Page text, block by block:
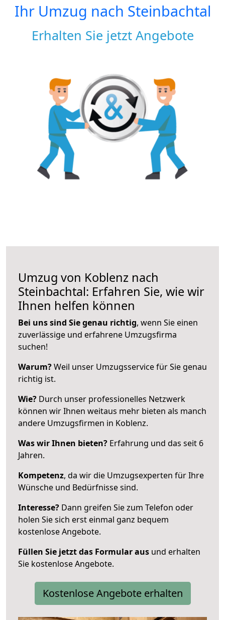
Ihr Umzug nach Steinbachtal
Erhalten Sie jetzt Angebote
Umzug von Koblenz nach
Steinbachtal: Erfahren Sie, wie wir
Ihnen helfen können
Bei uns sind Sie genau richtig, wenn Sie einen
zuverlässige und erfahrene Umzugsfirma
suchen!
Warum?Weil unser Umzugsservice für Sie genau
richtig ist.
Wie? Durch unser professionelles Netzwerk
können wir Ihnen weitaus mehr bieten als manch
andere Umzugsfirmen in Koblenz.
Was wir Ihnen bieten? Erfahrung und das seit 6
Jahren.
Kompetenz, da wir die Umzugsexperten für Ihre
Wünsche und Bedürfnisse sind.
Interesse? Dann greifen Sie zum Telefon oder
holen Sie sich erst einmal ganz bequem
kostenlose Angebote.
Füllen Sie jetzt das Formular aus und erhalten
Sie kostenlose Angebote.
Kostenlose Angebote erhalten